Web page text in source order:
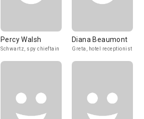
Percy Walsh
Schwartz, spy chieftain
Diana Beaumont
Greta, hotel receptionist